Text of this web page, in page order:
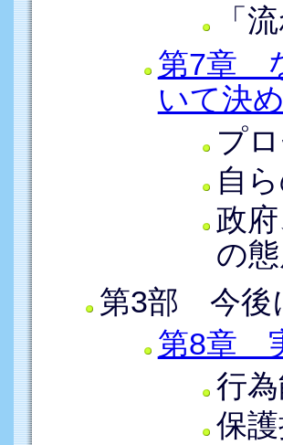
「
第7章
いて決
プ
自
政
の
第3部 今後
第8章
行
保